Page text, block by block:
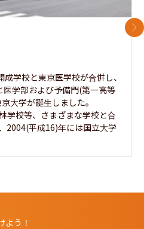
学校と東京医学校が合併し、
学部および予備門(第一高等
大学が誕生しました。
学校等、さまざまな学校と合
2004(平成16)年には国立大学
次
よう！